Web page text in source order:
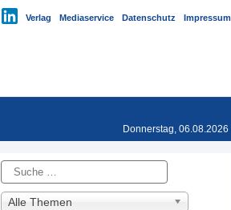
Verlag Mediaservice Datenschutz Impressum
Donnerstag, 06.08.2026
Suche
Alle Themen